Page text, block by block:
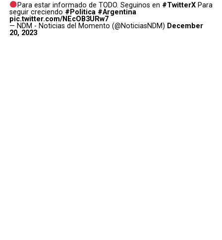
Para estar informado de TODO. Seguinos en #TwitterX Para
seguir creciendo #Politica #Argentina
pic.twitter.com/NEcOB3URw7
— NDM - Noticias del Momento (@NoticiasNDM) December
20, 2023